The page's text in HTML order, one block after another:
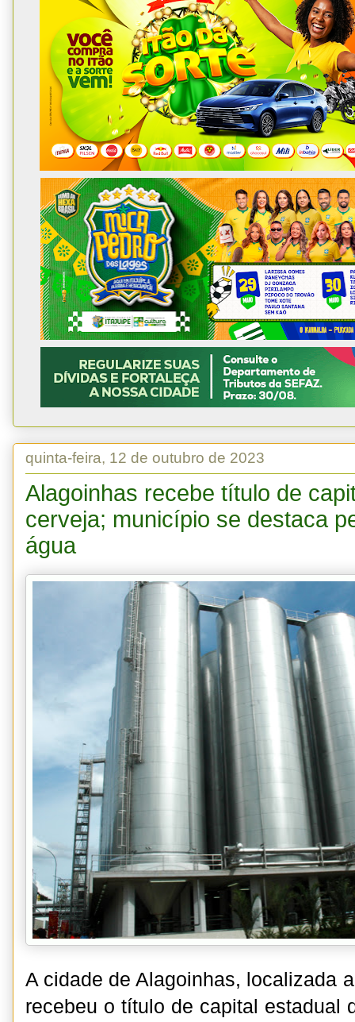
quinta-feira, 12 de outubro de 2023
Alagoinhas recebe título de
cerveja; município se destaca
água
A cidade de Alagoinhas, localizada
recebeu o título de capital estadual